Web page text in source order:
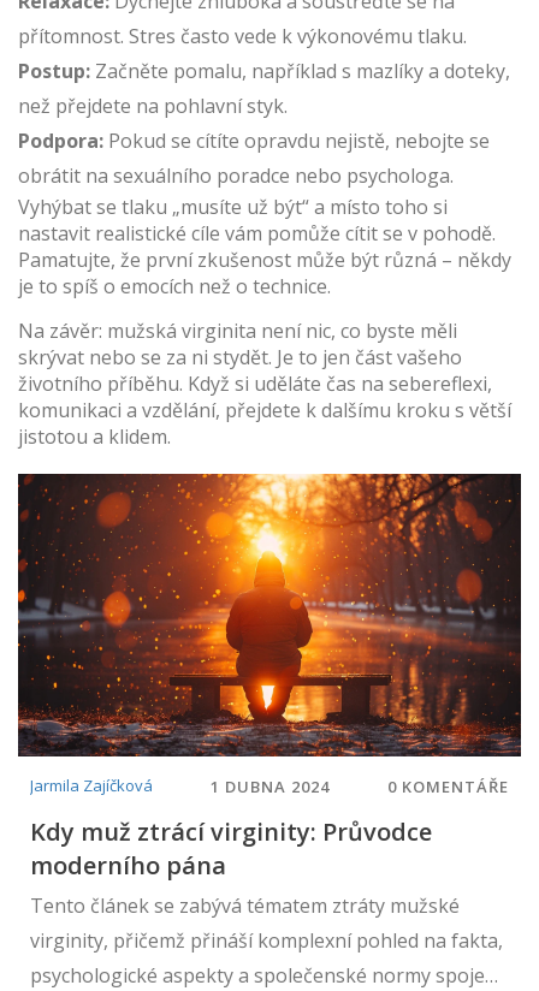
přítomnost. Stres často vede k výkonovému tlaku.
Postup: Začněte pomalu, například s mazlíky a doteky,
než přejdete na pohlavní styk.
Podpora: Pokud se cítíte opravdu nejistě, nebojte se
obrátit na sexuálního poradce nebo psychologa.
Vyhýbat se tlaku „musíte už být“ a místo toho si
nastavit realistické cíle vám pomůže cítit se v pohodě.
Pamatujte, že první zkušenost může být různá – někdy
je to spíš o emocích než o technice.
Na závěr: mužská virginita není nic, co byste měli
skrývat nebo se za ni stydět. Je to jen část vašeho
životního příběhu. Když si uděláte čas na sebereflexi,
komunikaci a vzdělání, přejdete k dalšímu kroku s větší
jistotou a klidem.
Jarmila Zajíčková 1 DUBNA 2024 0 KOMENTÁŘE
Kdy muž ztrácí virginity: Průvodce
moderního pána
Tento článek se zabývá tématem ztráty mužské
virginity, přičemž přináší komplexní pohled na fakta,
psychologické aspekty a společenské normy spojené